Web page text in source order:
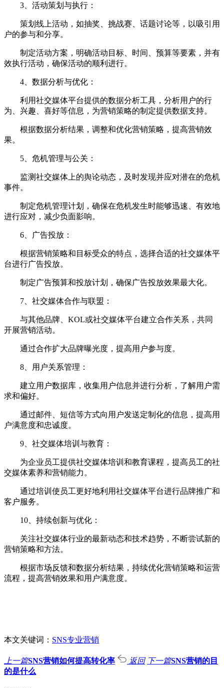
3、活动策划与执行：
策划线上活动，如抽奖、挑战赛、话题讨论等，以吸引用
户的参与和分享。
制定活动方案，明确活动目标、时间、预算等要素，并有
效执行活动，确保活动的顺利进行。
4、数据分析与优化：
利用社交媒体平台提供的数据分析工具，分析用户的行
为、兴趣、喜好等信息，为营销策略的制定提供数据支持。
根据数据分析结果，调整和优化营销策略，提高营销效
果。
5、危机管理与公关：
监测社交媒体上的舆论动态，及时发现并应对潜在的危机
事件。
制定危机管理计划，确保在危机发生时能够迅速、有效地
进行应对，减少负面影响。
6、广告投放：
根据营销策略和目标受众的特点，选择合适的社交媒体平
台进行广告投放。
制定广告预算和投放计划，确保广告投放效果最大化。
7、社交媒体合作与联盟：
与其他品牌、KOL或社交媒体平台建立合作关系，共同
开展营销活动。
通过合作扩大品牌曝光度，提高用户参与度。
8、用户关系管理：
建立用户数据库，收集用户信息并进行分析，了解用户需
求和偏好。
通过邮件、短信等方式向用户发送定制化的信息，提高用
户满意度和忠诚度。
9、社交媒体培训与教育：
为企业员工提供社交媒体培训和教育课程，提高员工的社
交媒体素养和营销能力。
通过培训使员工更好地利用社交媒体平台进行品牌推广和
客户服务。
10、持续创新与优化：
关注社交媒体行业的最新动态和技术趋势，不断尝试新的
营销策略和方法。
根据市场反馈和数据分析结果，持续优化营销策略和运营
流程，提高营销效果和用户满意度。
本文关键词： SNS专业营销
上一篇SNS营销如何提高转化率 返回 下一篇SNS营销的目
的是什么